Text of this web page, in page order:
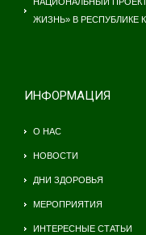
ЖИЗНЬ» В РЕСПУБЛИКЕ
ИНФОРМАЦИЯ
О НАС
НОВОСТИ
ДНИ ЗДОРОВЬЯ
МЕРОПРИЯТИЯ
ИНТЕРЕСНЫЕ СТАТЬИ